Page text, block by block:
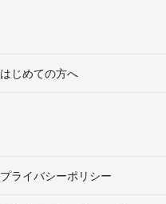
はじめての方へ
プライバシーポリシー